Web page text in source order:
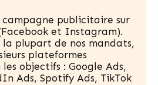
campagne publicitaire sur
et Instagram).
plupart de nos mandats,
plateformes
les objectifs : Google Ads,
Ads, Spotify Ads, TikTok